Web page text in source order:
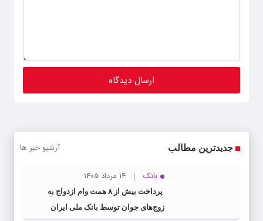
جدیدترین مطالب آرشیو خبر ها
بانک 14 مرداد 1405
پرداخت بیش از ۸ همت وام ازدواج به
زوج‌های جوان توسط بانک ملی ایران